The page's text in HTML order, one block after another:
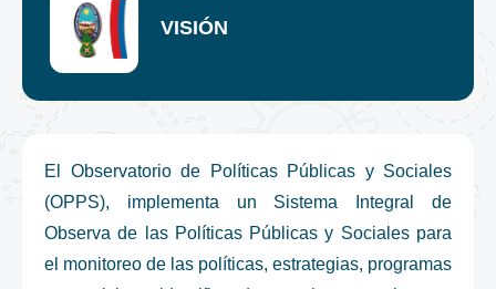
VISIÓN
El Observatorio de Políticas Públicas y Sociales
(OPPS), implementa un Sistema Integral de
Observa de las Políticas Públicas y Sociales para
el monitoreo de las políticas, estrategias, programas